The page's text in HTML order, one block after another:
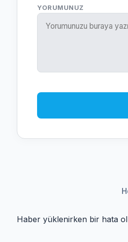
YORUMUNUZ
Haber yüklenirken bir hata